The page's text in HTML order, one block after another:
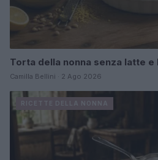
Torta della nonna senza latte
Camilla Bellini · 2 Ago 2026